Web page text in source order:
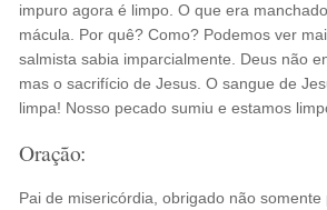
impuro agora é limpo. O que era
mácula. Por quê? Como? Podemos ver
salmista sabia imparcialmente. Deus não
mas o sacrifício de Jesus. O sangue de
limpa! Nosso pecado sumiu e estamos
Oração:
Pai de misericórdia, obrigado não